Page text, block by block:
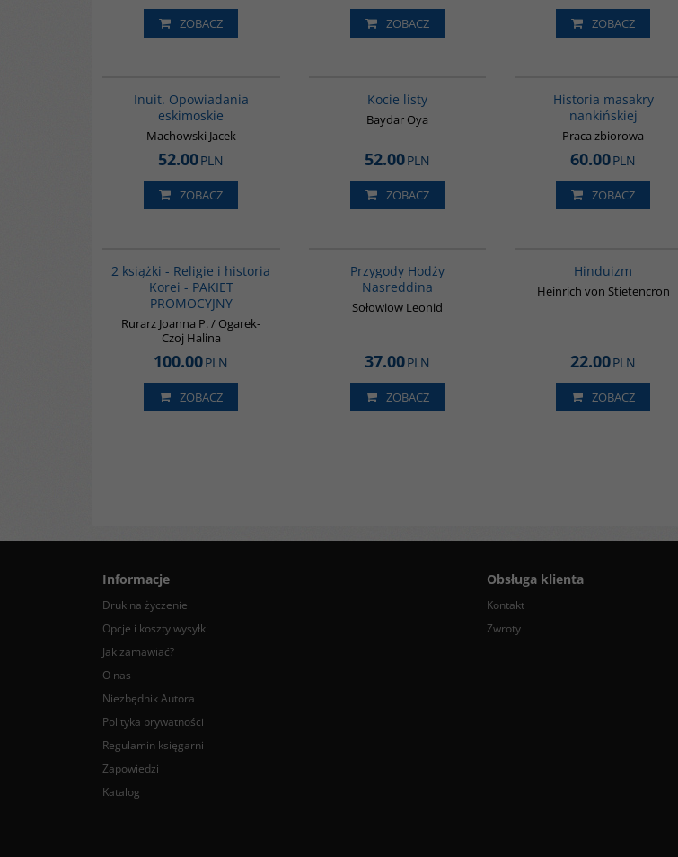
ZOBACZ ZOBACZ ZOBACZ
Inuit. Opowiadania
eskimoskie
Machowski Jacek
52.00PLN
ZOBACZ
Kocie listy
Baydar Oya
52.00PLN
ZOBACZ
Historia masakry
nankińskiej
Praca zbiorowa
60.00PLN
ZOBACZ
2 książki - Religie i historia
Korei - PAKIET
PROMOCYJNY
Rurarz Joanna P. / Ogarek-
Czoj Halina
100.00PLN
ZOBACZ
Przygody Hodży
Nasreddina
Sołowiow Leonid
37.00PLN
ZOBACZ
Hinduizm
Heinrich von Stietencron
22.00PLN
ZOBACZ
Informacje
Druk na życzenie
Opcje i koszty wysyłki
Jak zamawiać?
O nas
Niezbędnik Autora
Polityka prywatności
Regulamin księgarni
Zapowiedzi
Katalog
Obsługa klienta
Kontakt
Zwroty